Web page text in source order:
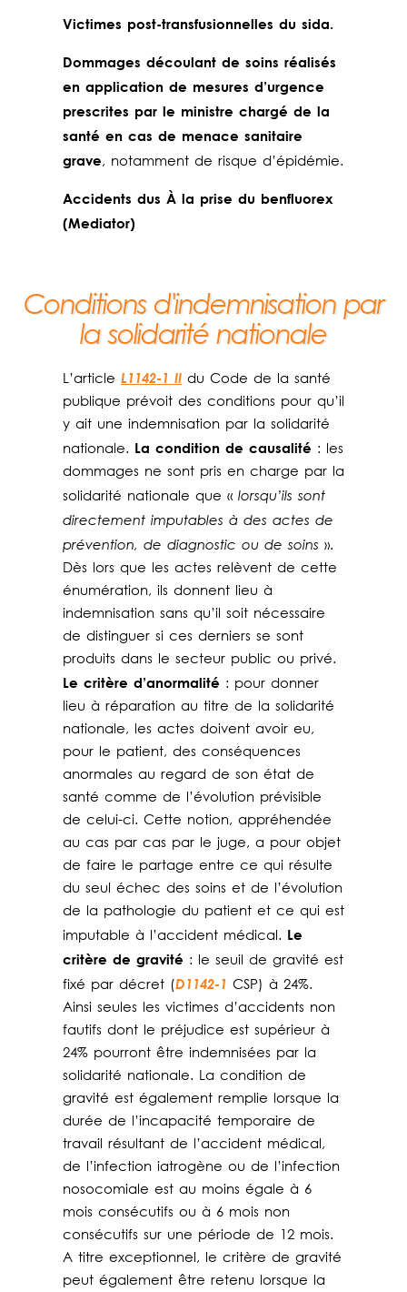
Victimes post-transfusionnelles du sida.
Dommages découlant de soins réalisés
en application de mesures d’urgence
prescrites par le ministre chargé de la
santé en cas de menace sanitaire
grave, notamment de risque d’épidémie.
Accidents dus À la prise du benfluorex
(Mediator)
Conditions d'indemnisation par
la solidarité nationale
L’article L1142-1 IIdu Code de la santé
publique prévoit des conditions pour qu’il
y ait une indemnisation par la solidarité
nationale. La condition de causalité : les
dommages ne sont pris en charge par la
solidarité nationale que «lorsqu’ils sont
directement imputables à des actes de
prévention, de diagnostic ou de soins ».
Dès lors que les actes relèvent de cette
énumération, ils donnent lieu à
indemnisation sans qu’il soit nécessaire
de distinguer si ces derniers se sont
produits dans le secteur public ou privé.
Le critère d’anormalité : pour donner
lieu à réparation au titre de la solidarité
nationale, les actes doivent avoir eu,
pour le patient, des conséquences
anormales au regard de son état de
santé comme de l’évolution prévisible
de celui-ci. Cette notion, appréhendée
au cas par cas par le juge, a pour objet
de faire le partage entre ce qui résulte
du seul échec des soins et de l’évolution
de la pathologie du patient et ce qui est
imputable à l’accident médical. Le
critère de gravité : le seuil de gravité est
fixé par décret (D1142-1 CSP) à 24%.
Ainsi seules les victimes d’accidents non
fautifs dont le préjudice est supérieur à
24% pourront être indemnisées par la
solidarité nationale. La condition de
gravité est également remplie lorsque la
durée de l’incapacité temporaire de
travail résultant de l’accident médical,
de l’infection iatrogène ou de l’infection
nosocomiale est au moins égale à 6
mois consécutifs ou à 6 mois non
consécutifs sur une période de 12 mois.
A titre exceptionnel, le critère de gravité
peut également être retenu lorsque la